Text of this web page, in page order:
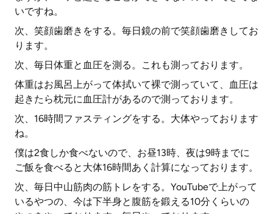
いですね。
次、笑顔歯磨きをする。毎日鏡の前で笑顔歯磨きしてお
ります。
次、毎日体重と血圧を測る。これも測っております。
体重はお風呂上がって体拭いて裸で測っていて、血圧は
起きたら枕元に血圧計があるので測っております。
次、16時間ファスティングをする。大体やっております
ね。
僕は2食しか食べないので、お昼13時、夜は9時までに
ご飯を食べると大体16時間あく計算になっております。
次、毎日中山筋肉の筋トレをする。YouTubeで上がって
いるやつの、今は下半身と腹筋を鍛える10分くらいの